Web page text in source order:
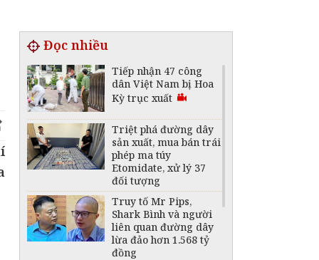
Đọc nhiều
Tiếp nhận 47 công
dân Việt Nam bị Hoa
Kỳ trục xuất
Triệt phá đường dây
sản xuất, mua bán trái
phép ma túy
Etomidate, xử lý 37
đối tượng
Truy tố Mr Pips,
Shark Bình và người
liên quan đường dây
lừa đảo hơn 1.568 tỷ
đồng